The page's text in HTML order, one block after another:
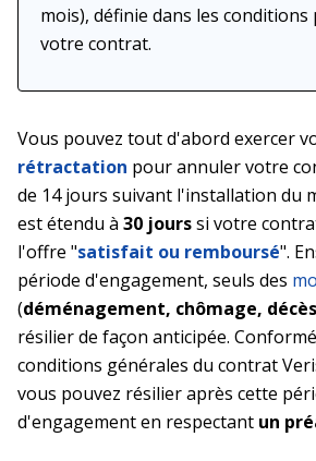
mois), définie dans les
votre contrat.
Vous pouvez tout d'abord exercer
rétractation pour annuler votre
de 14 jours suivant l'installation du
est étendu à 30 jourssi votre
l'offre "satisfait ou remboursé".
période d'engagement, seuls des
(déménagement, chômage, décès
résilier de façon anticipée.
conditions générales du contrat
vous pouvez résilier après cette
d'engagement en respectant un